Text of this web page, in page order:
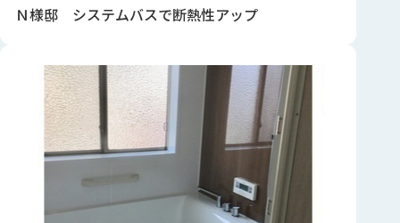
Ｎ様邸 システムバスで断熱性アップ